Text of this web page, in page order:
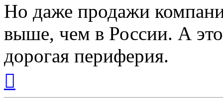
Но даже продажи
выше, чем в России. А
дорогая периферия.
началу